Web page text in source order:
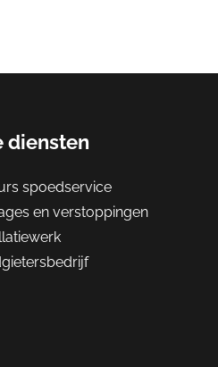
diensten
spoedservice
en verstoppingen